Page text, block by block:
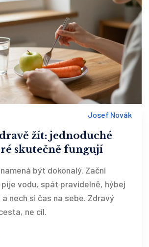
Josef Novák
žít: jednoduché
skutečně fungují
být dokonalý. Začni
vodu, spát pravidelně, hýbej
nech si čas na sebe. Zdravý
ne cíl.